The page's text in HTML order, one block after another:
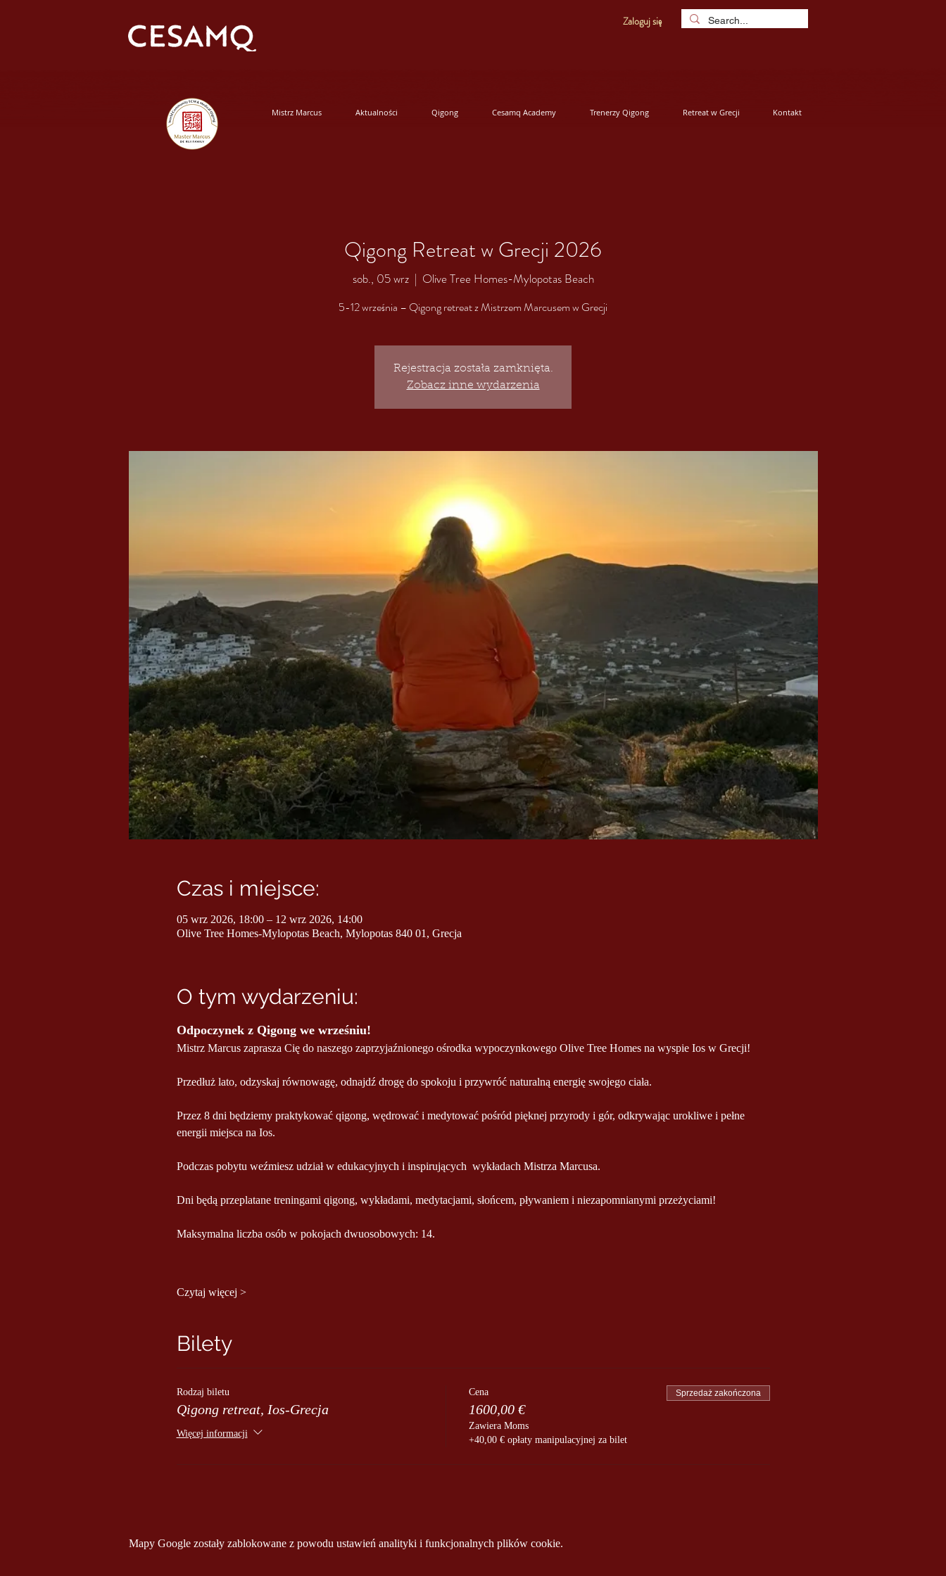
Zaloguj się
Mistrz Marcus Aktualności Qigong Cesamq Academy Trenerzy Qigong Retreat w Grecji Kontakt
Qigong Retreat w Grecji 2026
sob., 05 wrz
  |
Olive Tree Homes-Mylopotas Beach
5-12 września – Qigong retreat z Mistrzem Marcusem w Grecji
Rejestracja została zamknięta.
Zobacz inne wydarzenia
Czas i miejsce:
05 wrz 2026, 18:00 – 12 wrz 2026, 14:00
Olive Tree Homes-Mylopotas Beach, Mylopotas 840 01, Grecja
O tym wydarzeniu:
Odpoczynek z Qigong we wrześniu!
Mistrz Marcus zaprasza Cię do naszego zaprzyjaźnionego ośrodka wypoczynkowego Olive Tree Homes na wyspie Ios w Grecji!
Przedłuż lato, odzyskaj równowagę, odnajdź drogę do spokoju i przywróć naturalną energię swojego ciała.
Przez 8 dni będziemy praktykować qigong, wędrować i medytować pośród pięknej przyrody i gór, odkrywając urokliwe i pełne
energii miejsca na Ios.
Podczas pobytu weźmiesz udział w edukacyjnych i inspirujących  wykładach Mistrza Marcusa.
Dni będą przeplatane treningami qigong, wykładami, medytacjami, słońcem, pływaniem i niezapomnianymi przeżyciami!
Maksymalna liczba osób w pokojach dwuosobowych: 14.
Czytaj więcej >
Bilety
Rodzaj biletu
Qigong retreat, Ios-Grecja
Więcej informacji
Cena
1600,00 €
Zawiera Moms
+40,00 € opłaty manipulacyjnej za bilet
Sprzedaż zakończona
Mapy Google zostały zablokowane z powodu ustawień analityki i funkcjonalnych plików cookie.